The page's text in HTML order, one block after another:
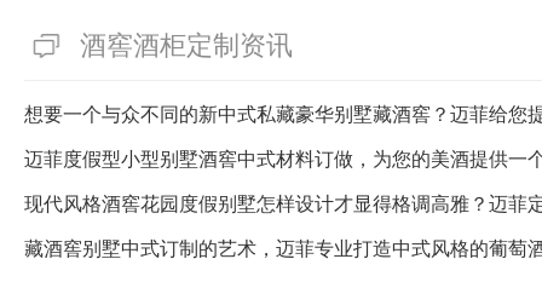
酒窖酒柜定制资讯
想要一个与众不同的新中式私藏豪华别墅藏酒窖？迈菲给您
迈菲度假型小型别墅酒窖中式材料订做，为您的美酒提供一
藏酒窖别墅中式订制的艺术，迈菲专业打造中式风格的葡萄